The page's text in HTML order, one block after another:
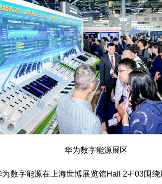
华为数字能源展区
数字能源在上海世博展览馆Hall 2-F03围